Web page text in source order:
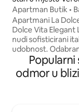
Apartman Butik •
Apartmani La Dolce
Dolce Vita Elegant
nudi sofisticirani
udobnost.
kvalitet i vrhunsku
odmor: 2 spavaće
nadmadracima
Popularni
odmor u